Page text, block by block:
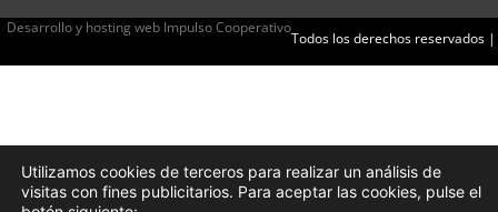
Todos los derechos reservados |
Desarrollo y hosting web Impulso Cooperativo
Utilizamos cookies de terceros para realizar un análisis de
visitas con fines publicitarios. Para aceptar las cookies, pulse el